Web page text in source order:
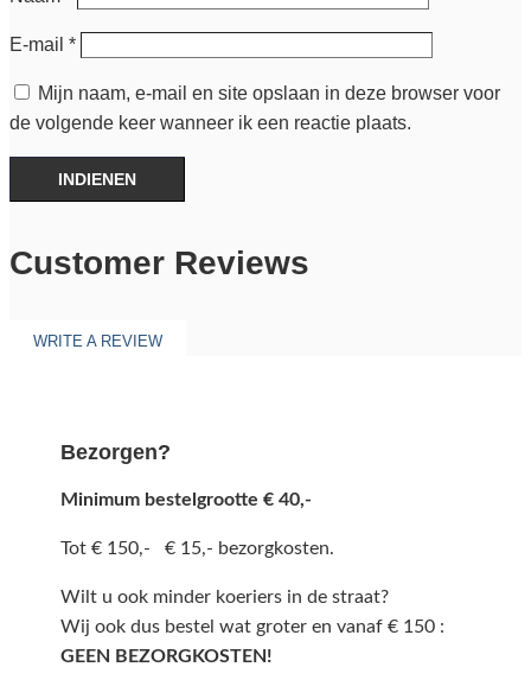
E-mail *
Mijn naam, e-mail en site opslaan in deze browser voor
de volgende keer wanneer ik een reactie plaats.
INDIENEN
Customer Reviews
WRITE A REVIEW
Bezorgen?
Minimum bestelgrootte € 40,-
Tot € 150,- € 15,- bezorgkosten.
Wilt u ook minder koeriers in de straat?
Wij ook dus bestel wat groter en vanaf € 150 :
GEEN BEZORGKOSTEN!